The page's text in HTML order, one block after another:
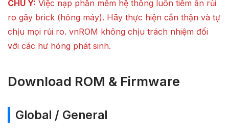
CHÚ Ý: Việc nạp phần mềm hệ thống luôn tiềm ẩn rủi
ro gây brick (hỏng máy). Hãy thực hiện cẩn thận và tự
chịu mọi rủi ro. vnROM không chịu trách nhiệm đối
với các hư hỏng phát sinh.
Download ROM & Firmware
Global / General